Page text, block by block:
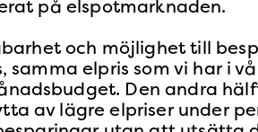
på elspotmarknaden.
och möjlighet till
elpris som vi har i
Den andra
av lägre elpriser under